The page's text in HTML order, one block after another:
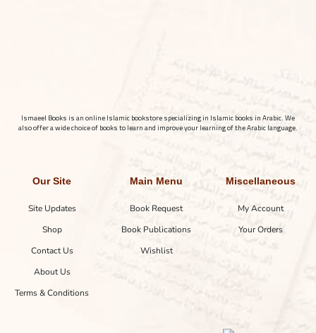
Ismaeel Books is an online Islamic bookstore specializing in Islamic books in Arabic. We
also offer a wide choice of books to learn and improve your learning of the Arabic language.
Our Site
Site Updates
Shop
Contact Us
About Us
Terms & Conditions
Main Menu
Book Request
Book Publications
Wishlist
Miscellaneous
My Account
Your Orders